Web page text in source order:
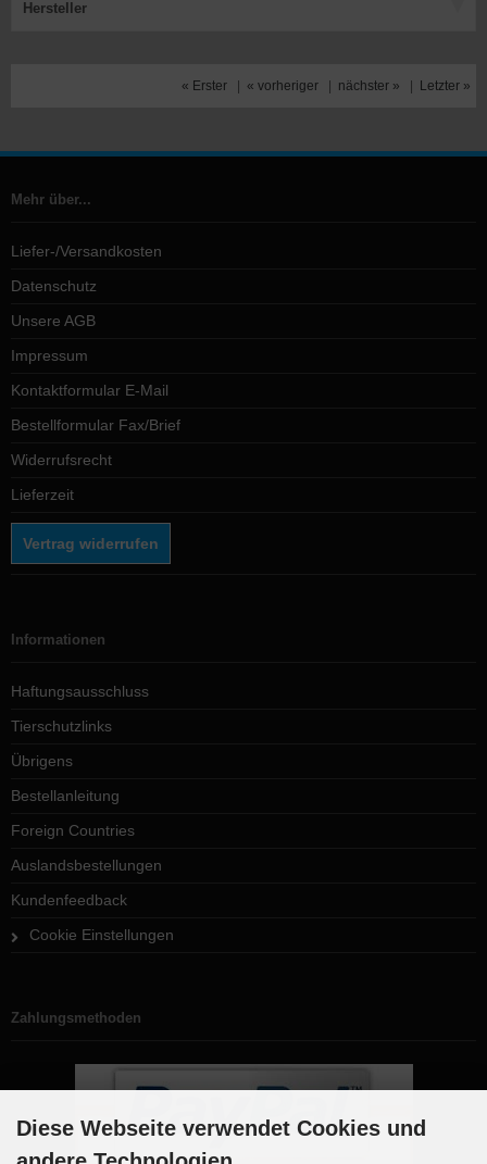
Hersteller
« Erster « vorheriger nächster » Letzter »
Mehr über...
Liefer-/Versandkosten
Datenschutz
Unsere AGB
Impressum
Kontaktformular E-Mail
Bestellformular Fax/Brief
Widerrufsrecht
Lieferzeit
Vertrag widerrufen
Informationen
Haftungsausschluss
Tierschutzlinks
Übrigens
Bestellanleitung
Foreign Countries
Auslandsbestellungen
Kundenfeedback
Cookie Einstellungen
Zahlungsmethoden
Diese Webseite verwendet Cookies und